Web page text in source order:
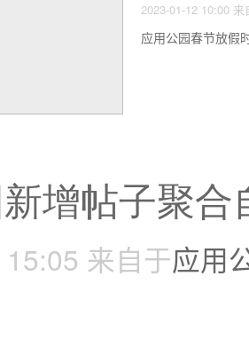
2023-01-12 10:00 来
应用公园春节放假
增帖子聚合
来自于应用